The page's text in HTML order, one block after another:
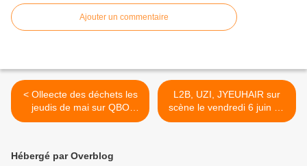
Ajouter un commentaire
< Olleecte des déchets les
jeudis de mai sur QBO
(communiqué)
L2B, UZI, JYEUHAIR sur
scène le vendredi 6 juin au
festival REVA de Penhars >
Hébergé par Overblog